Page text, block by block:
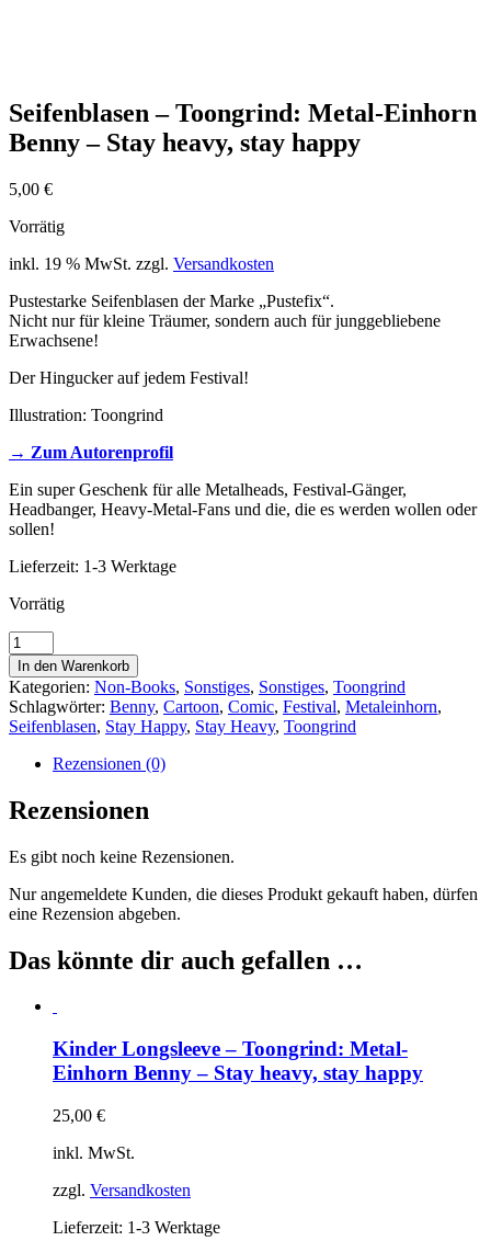
Seifenblasen – Toongrind: Metal-Einhorn
Benny – Stay heavy, stay happy
5,00 €
Vorrätig
inkl. 19 % MwSt. zzgl. Versandkosten
Pustestarke Seifenblasen der Marke „Pustefix“.
Nicht nur für kleine Träumer, sondern auch für junggebliebene
Erwachsene!
Der Hingucker auf jedem Festival!
Illustration: Toongrind
→ Zum Autorenprofil
Ein super Geschenk für alle Metalheads, Festival-Gänger,
Headbanger, Heavy-Metal-Fans und die, die es werden wollen oder
sollen!
Lieferzeit: 1-3 Werktage
Vorrätig
Seifenblasen
–
Toongrind:
Metal-
Einhorn
Benny
heavy,
stay
Menge
In den Warenkorb
Kategorien: Non-Books, Sonstiges, Sonstiges, Toongrind
Schlagwörter: Benny, Cartoon, Comic, Festival, Metaleinhorn,
Seifenblasen, Stay Happy, Stay Heavy, Toongrind
Rezensionen (0)
Rezensionen
Es gibt noch keine Rezensionen.
Nur angemeldete Kunden, die dieses Produkt gekauft haben, dürfen
eine Rezension abgeben.
Das könnte dir auch gefallen …
Kinder Longsleeve – Toongrind: Metal-
Einhorn Benny – Stay heavy, stay happy
25,00 €
inkl. MwSt.
zzgl. Versandkosten
Lieferzeit: 1-3 Werktage